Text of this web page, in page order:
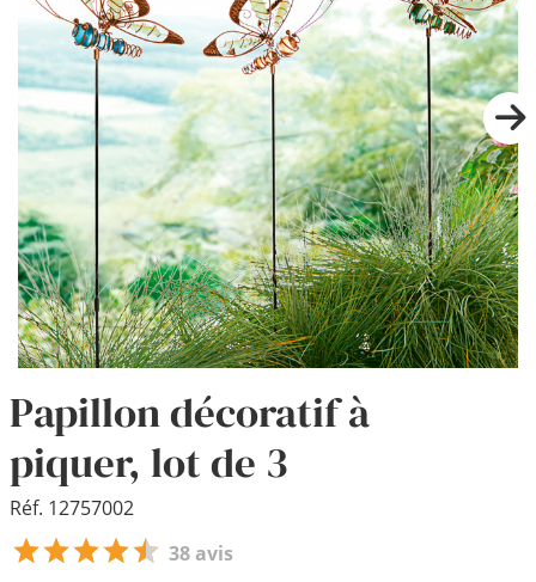
Papillon décoratif à
piquer, lot de 3
Réf. 12757002
38 avis